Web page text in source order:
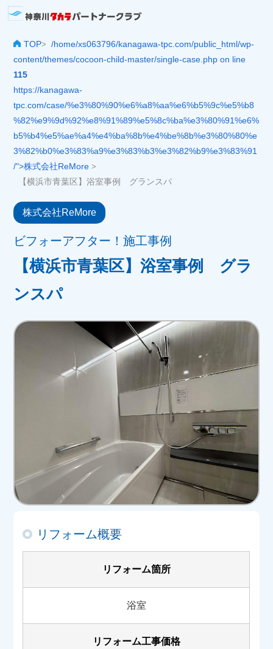
TOP>
/home/xs063796/kanagawa-tpc.com/public_html/wp-
content/themes/cocoon-child-master/single-case.php on line
115
https://kanagawa-
tpc.com/case/%e3%80%90%e6%a8%aa%e6%b5%9c%e5%b8
%82%e9%9d%92%e8%91%89%e5%8c%ba%e3%80%91%e6%
b5%b4%e5%ae%a4%e4%ba%8b%e4%be%8b%e3%80%80%e
3%82%b0%e3%83%a9%e3%83%b3%e3%82%b9%e3%83%91
/">株式会社ReMore>
【横浜市青葉区】浴室事例 グランスパ
株式会社ReMore
ビフォーアフター！施工事例
【横浜市青葉区】浴室事例 グラ
ンスパ
リフォーム概要
リフォーム箇所
浴室
リフォーム工事価格